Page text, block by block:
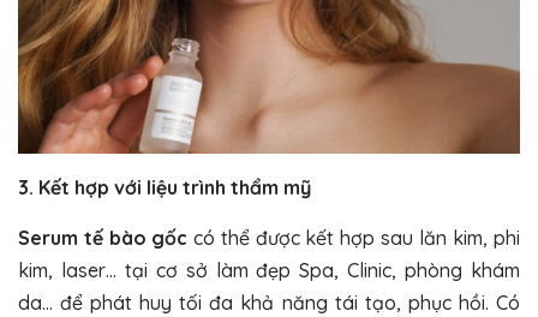
3. Kết hợp với liệu trình thẩm mỹ
Serum tế bào gốc có thể được kết hợp sau lăn kim, phi
kim, laser… tại cơ sở làm đẹp Spa, Clinic, phòng khám
da… để phát huy tối đa khả năng tái tạo, phục hồi. Có